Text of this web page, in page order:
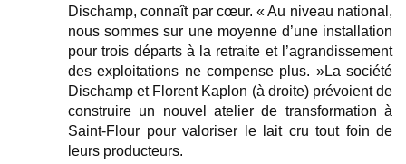
Dischamp, connaît par cœur. « Au niveau national,
nous sommes sur une moyenne d’une installation
pour trois départs à la retraite et l’agrandissement
des exploitations ne compense plus. »La société
Dischamp et Florent Kaplon (à droite) prévoient de
construire un nouvel atelier de transformation à
Saint-Flour pour valoriser le lait cru tout foin de
leurs producteurs.